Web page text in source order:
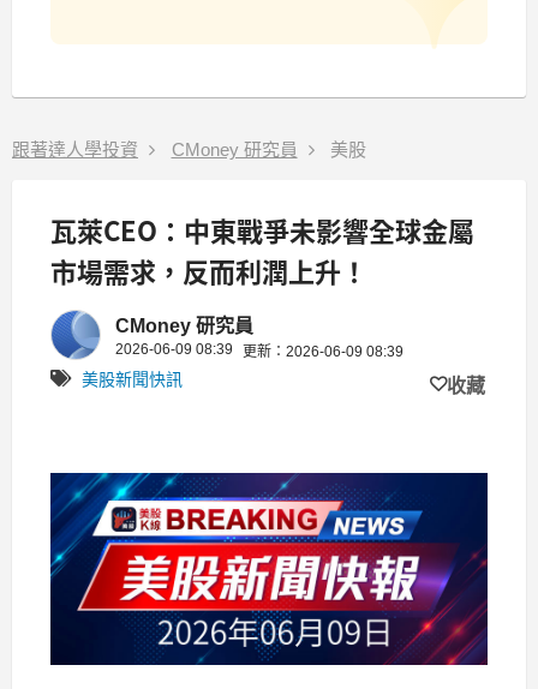
跟著達人學投資 CMoney 研究員 美股
瓦萊CEO：中東戰爭未影響全球金屬
市場需求，反而利潤上升！
CMoney 研究員
2026-06-09 08:39 更新：2026-06-09 08:39
美股新聞快訊 收藏